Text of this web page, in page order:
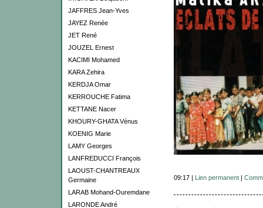
JAFFRES Jean-Yves
JAYEZ Renée
JET René
JOUZEL Ernest
KACIMI Mohamed
KARA Zehira
KERDJA Omar
KERROUCHE Fatima
KETTANE Nacer
KHOURY-GHATA Vénus
KOENIG Marie
LAMY Georges
LANFREDUCCI François
LAOUST-CHANTREAUX
Germaine
LARAB Mohand-Ouremdane
LARONDE André
09:17 | Lien permanent|